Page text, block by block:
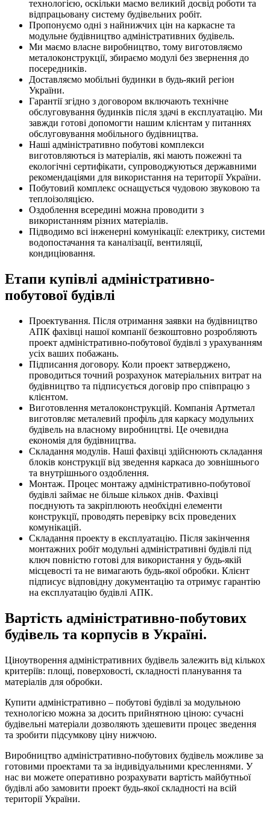
технологією, оскільки маємо великий досвід роботи та
відпрацьовану систему будівельних робіт.
Пропонуємо одні з найнижчих цін на каркасне та
модульне будівництво адміністративних будівель.
Ми маємо власне виробництво, тому виготовляємо
металоконструкції, збираємо модулі без звернення до
посередників.
Доставляємо мобільні будинки в будь-який регіон
України.
Гарантії згідно з договором включають технічне
обслуговування будинків після здачі в експлуатацію. Ми
завжди готові допомогти нашим клієнтам у питаннях
обслуговування мобільного будівництва.
Наші адміністративно побутові комплекси
виготовляються із матеріалів, які мають пожежні та
екологічні сертифікати, супроводжуються державними
рекомендаціями для використання на території України.
Побутовий комплекс оснащується чудовою звуковою та
теплоізоляцією.
Оздоблення всередині можна проводити з
використанням різних матеріалів.
Підводимо всі інженерні комунікації: електрику, системи
водопостачання та каналізації, вентиляції,
кондиціювання.
Етапи купівлі адміністративно-
побутової будівлі
Проектування. Після отримання заявки на будівництво
АПК фахівці нашої компанії безкоштовно розробляють
проект адміністративно-побутової будівлі з урахуванням
усіх ваших побажань.
Підписання договору. Коли проект затверджено,
проводиться точний розрахунок матеріальних витрат на
будівництво та підписується договір про співпрацю з
клієнтом.
Виготовлення металоконструкцій. Компанія Артметал
виготовляє металевий профіль для каркасу модульних
будівель на власному виробництві. Це очевидна
економія для будівництва.
Складання модулів. Наші фахівці здійснюють складання
блоків конструкції від зведення каркаса до зовнішнього
та внутрішнього оздоблення.
Монтаж. Процес монтажу адміністративно-побутової
будівлі займає не більше кількох днів. Фахівці
поєднують та закріплюють необхідні елементи
конструкції, проводять перевірку всіх проведених
комунікацій.
Складання проекту в експлуатацію. Після закінчення
монтажних робіт модульні адміністративні будівлі під
ключ повністю готові для використання у будь-якій
місцевості та не вимагають будь-якої обробки. Клієнт
підписує відповідну документацію та отримує гарантію
на експлуатацію будівлі АПК.
Вартість адміністративно-побутових
будівель та корпусів в Україні.
Ціноутворення адміністративних будівель залежить від кількох
критеріїв: площі, поверховості, складності планування та
матеріалів для обробки.
Купити адміністративно – побутові будівлі за модульною
технологією можна за досить прийнятною ціною: сучасні
будівельні матеріали дозволяють здешевити процес зведення
та зробити підсумкову ціну нижчою.
Виробництво адміністративно-побутових будівель можливе за
готовими проектами та за індивідуальними кресленнями. У
нас ви можете оперативно розрахувати вартість майбутньої
будівлі або замовити проект будь-якої складності на всій
території України.